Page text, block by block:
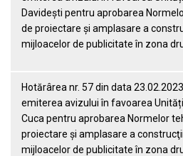
Davidești pentru aprobarea
de proiectare şi amplasare a
mijloacelor de publicitate în zona
Hotărârea nr. 57 din data
emiterea avizului în favoarea
Cuca pentru aprobarea Normelor
proiectare şi amplasare a
mijloacelor de publicitate în zona